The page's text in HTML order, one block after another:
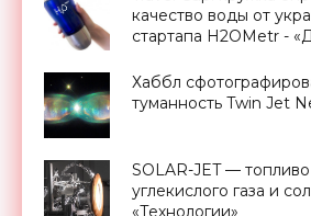
качество воды от
стартапа H2OMetr -
Хаббл
туманность Twin Jet
SOLAR-JET —
углекислого газа и
«Технологии»